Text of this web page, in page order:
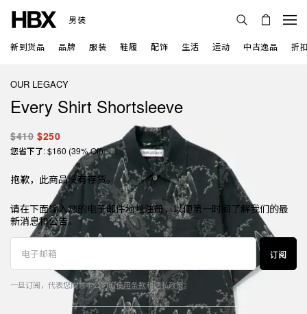
男装
新到货品 品牌 服装 鞋履 配饰 生活 运动 中古逸品 折
OUR LEGACY
Every Shirt Shortsleeve
$410 $250
您省下了: $160 (39% Off)
抱歉，此商品没有存货。
请在下面输入您的电子邮件地址注册，以便第一时间了解我们的最
新消息和公告。
订阅
一旦订阅，代表您同意本公司的使用条款和隐私政策。